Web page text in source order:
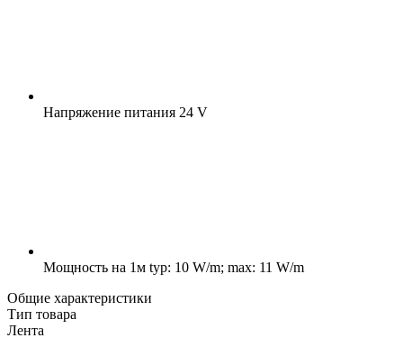
Напряжение питания 24 V
Мощность на 1м typ: 10 W/m; max: 11 W/m
Общие характеристики
Тип товара
Лента